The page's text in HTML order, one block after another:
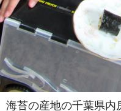
ま
し
ょ
う！！
海苔の産地の千葉県内